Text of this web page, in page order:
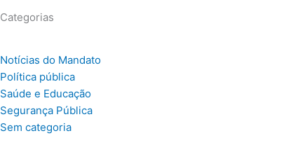
Categorias
Notícias do Mandato
Política pública
Saúde e Educação
Segurança Pública
Sem categoria